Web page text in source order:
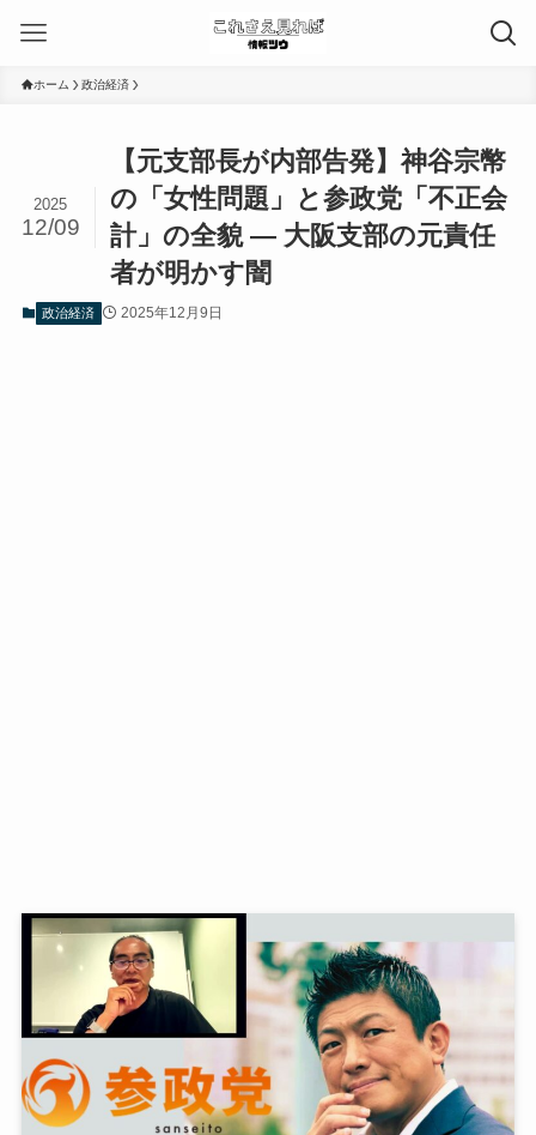
ホーム 政治経済
【元支部長が内部告発】神谷宗幣
の「女性問題」と参政党「不正会
計」の全貌 — 大阪支部の元責任
者が明かす闇
2025
12/09
政治経済 2025年12月9日